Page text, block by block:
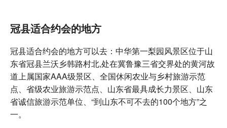
冠县适合约会的地方
冠县适合约会的地方可以去：中华第一梨园风景区位于山
东省冠县兰沃乡韩路村北,处在冀鲁豫三省交界处的黄河故
道上属国家AAA级景区、全国休闲农业与乡村旅游示范
点、省级农业旅游示范点、山东省最具成长力景区、山东
省诚信旅游示范单位、“到山东不可不去的100个地方”之
一。